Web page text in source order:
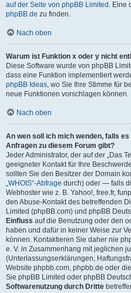
auf der Seite von phpBB Limited . Eine
phpBB.de zu finden.
Nach oben
Warum ist Funktion x oder y nicht
Diese Software wurde von phpBB
dass eine Funktion implementiert
phpBB Ideas, wo Sie Ihre Stimme für
neue Funktionen vorschlagen können.
Nach oben
An wen soll ich mich wenden, falls
Anfragen zu diesem Forum gibt?
Jeder Administrator, der auf der „Das
geeigneter Kontakt für Ihre
sollten Sie den Besitzer der Domain
„WHOIS“-Abfrage durch) oder — falls
Webhoster wie z. B. Yahoo!, free.fr,
den Abuse-Kontakt des betreffenden
Limited (phpBB.com) und phpBB
Einfluss auf die Benutzung oder den
haben und dafür in keiner Weise zur
können. Kontaktieren Sie daher nie
e. V. in Zusammenhang mit jeglichen
(Unterlassungserklärungen,
Website phpbb.com, phpbb.de oder
Sie phpBB Limited oder phpBB
Softwarenutzung durch Dritte